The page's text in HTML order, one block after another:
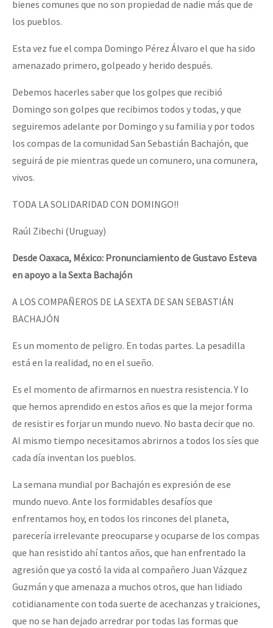
bienes comunes que no son propiedad de nadie más que de
los pueblos.
Esta vez fue el compa Domingo Pérez Álvaro el que ha sido
amenazado primero, golpeado y herido después.
Debemos hacerles saber que los golpes que recibió
Domingo son golpes que recibimos todos y todas, y que
seguiremos adelante por Domingo y su familia y por todos
los compas de la comunidad San Sebastián Bachajón, que
seguirá de pie mientras quede un comunero, una comunera,
vivos.
TODA LA SOLIDARIDAD CON DOMINGO!!
Raúl Zibechi (Uruguay)
Desde Oaxaca, México: Pronunciamiento de Gustavo Esteva
en apoyo a la Sexta Bachajón
A LOS COMPAÑEROS DE LA SEXTA DE SAN SEBASTIÁN
BACHAJÓN
Es un momento de peligro. En todas partes. La pesadilla
está en la realidad, no en el sueño.
Es el momento de afirmarnos en nuestra resistencia. Y lo
que hemos aprendido en estos años es que la mejor forma
de resistir es forjar un mundo nuevo. No basta decir que no.
Al mismo tiempo necesitamos abrirnos a todos los síes que
cada día inventan los pueblos.
La semana mundial por Bachajón es expresión de ese
mundo nuevo. Ante los formidables desafíos que
enfrentamos hoy, en todos los rincones del planeta,
parecería irrelevante preocuparse y ocuparse de los compas
que han resistido ahí tantos años, que han enfrentado la
agresión que ya costó la vida al compañero Juan Vázquez
Guzmán y que amenaza a muchos otros, que han lidiado
cotidianamente con toda suerte de acechanzas y traiciones,
que no se han dejado arredrar por todas las formas que